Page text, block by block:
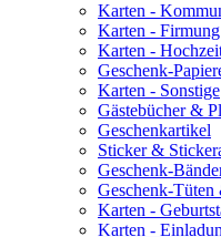
Karten -
Karten - Firmung
Karten -
Geschenk-
Karten - Sonstige
Gästebücher &
Geschenkartikel
Sticker &
Geschenk-
Geschenk-Tüten
Karten -
Karten -